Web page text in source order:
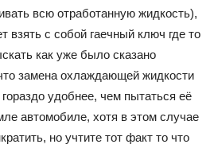
всю отработанную жидкость),
взять с собой гаечный ключ где то
как уже было сказано
замена охлаждающей жидкости
удобнее, чем пытаться её
автомобиле, хотя в этом случае
но учтите тот факт то что